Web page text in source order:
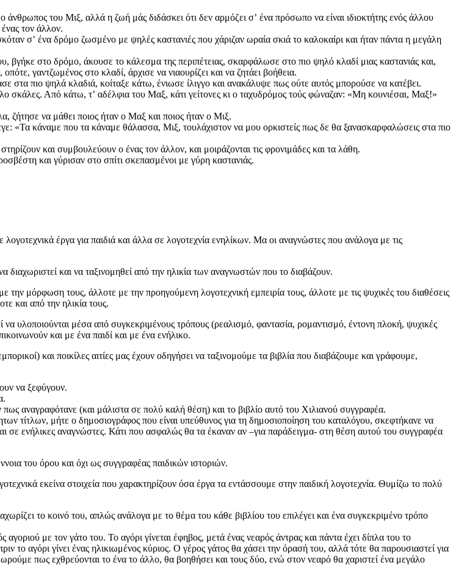
του Μιξ, αλλά η ζωή μάς διδάσκει ότι δεν αρμόζει σʼ ένα πρόσωπο να είναι ιδιοκτήτης ενός άλλου
τον άλλον.
σʼ ένα δρόμο ζωσμένο με ψηλές καστανιές που χάριζαν ωραία σκιά το καλοκαίρι και ήταν πάντα η μεγάλη
στο δρόμο, άκουσε το κάλεσμα της περιπέτειας, σκαρφάλωσε στο πιο ψηλό κλαδί μιας καστανιάς και,
γαντζωμένος στο κλαδί, άρχισε να νιαουρίζει και να ζητάει βοήθεια.
πιο ψηλά κλαδιά, κοίταξε κάτω, ένιωσε ίλιγγο και ανακάλυψε πως ούτε αυτός μπορούσε να κατέβει.
σκάλες. Από κάτω, τʼ αδέλφια του Μαξ, κάτι γείτονες κι ο ταχυδρόμος τούς φώναζαν: «Μη κουνιέσαι, Μαξ!»
ζήτησε να μάθει ποιος ήταν ο Μαξ και ποιος ήταν ο Μιξ.
«Τα κάναμε που τα κάναμε θάλασσα, Μιξ, τουλάχιστον να μου ορκιστείς πως δε θα ξανασκαρφαλώσεις στα πιο
και συμβουλεύουν ο ένας τον άλλον, και μοιράζονται τις φρονιμάδες και τα λάθη.
και γύρισαν στο σπίτι σκεπασμένοι με γύρη καστανιάς.
έργα για παιδιά και άλλα σε λογοτεχνία ενηλίκων. Μα οι αναγνώστες που ανάλογα με τις
και να ταξινομηθεί από την ηλικία των αναγνωστών που το διαβάζουν.
μόρφωση τους, άλλοτε με την προηγούμενη λογοτεχνική εμπειρία τους, άλλοτε με τις ψυχικές του διαθέσεις
και από την ηλικία τους.
υλοποιούνται μέσα από συγκεκριμένους τρόπους (ρεαλισμό, φαντασία, ρομαντισμό, έντονη πλοκή, ψυχικές
και με ένα παιδί και με ένα ενήλικο.
και ποικίλες αιτίες μας έχουν οδηγήσει να ταξινομούμε τα βιβλία που διαβάζουμε και γράφουμε,
να ξεφύγουν.
αναγραφότανε (και μάλιστα σε πολύ καλή θέση) και το βιβλίο αυτό του Χιλιανού συγγραφέα.
τίτλων, μήτε ο δημοσιογράφος που είναι υπεύθυνος για τη δημοσιοποίηση του καταλόγου, σκεφτήκανε να
σε ενήλικες αναγνώστες. Κάτι που ασφαλώς θα τα έκαναν αν –για παράδειγμα- στη θέση αυτού του συγγραφέα
του όρου και όχι ως συγγραφέας παιδικών ιστοριών.
εκείνα στοιχεία που χαρακτηρίζουν όσα έργα τα εντάσσουμε στην παιδική λογοτεχνία. Θυμίζω το πολύ
το κοινό του, απλώς ανάλογα με το θέμα του κάθε βιβλίου του επιλέγει και ένα συγκεκριμένο τρόπο
με τον γάτο του. Το αγόρι γίνεται έφηβος, μετά ένας νεαρός άντρας και πάντα έχει δίπλα του το
αγόρι γίνει ένας ηλικιωμένος κύριος. Ο γέρος γάτος θα χάσει την όρασή του, αλλά τότε θα παρουσιαστεί για
πως εχθρεύονται το ένα το άλλο, θα βοηθήσει και τους δύο, ενώ στον νεαρό θα χαριστεί ένα μεγάλο